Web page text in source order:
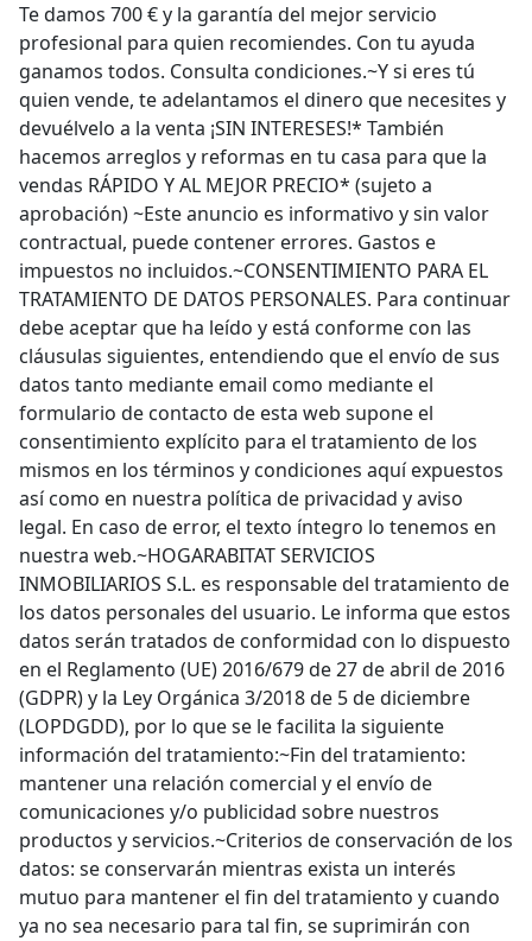
Te damos 700 € y la garantía del mejor servicio
profesional para quien recomiendes. Con tu ayuda
ganamos todos. Consulta condiciones.~Y si eres tú
quien vende, te adelantamos el dinero que necesites y
devuélvelo a la venta ¡SIN INTERESES!* También
hacemos arreglos y reformas en tu casa para que la
vendas RÁPIDO Y AL MEJOR PRECIO* (sujeto a
aprobación) ~Este anuncio es informativo y sin valor
contractual, puede contener errores. Gastos e
impuestos no incluidos.~CONSENTIMIENTO PARA EL
TRATAMIENTO DE DATOS PERSONALES. Para continuar
debe aceptar que ha leído y está conforme con las
cláusulas siguientes, entendiendo que el envío de sus
datos tanto mediante email como mediante el
formulario de contacto de esta web supone el
consentimiento explícito para el tratamiento de los
mismos en los términos y condiciones aquí expuestos
así como en nuestra política de privacidad y aviso
legal. En caso de error, el texto íntegro lo tenemos en
nuestra web.~HOGARABITAT SERVICIOS
INMOBILIARIOS S.L. es responsable del tratamiento de
los datos personales del usuario. Le informa que estos
datos serán tratados de conformidad con lo dispuesto
en el Reglamento (UE) 2016/679 de 27 de abril de 2016
(GDPR) y la Ley Orgánica 3/2018 de 5 de diciembre
(LOPDGDD), por lo que se le facilita la siguiente
información del tratamiento:~Fin del tratamiento:
mantener una relación comercial y el envío de
comunicaciones y/o publicidad sobre nuestros
productos y servicios.~Criterios de conservación de los
datos: se conservarán mientras exista un interés
mutuo para mantener el fin del tratamiento y cuando
ya no sea necesario para tal fin, se suprimirán con